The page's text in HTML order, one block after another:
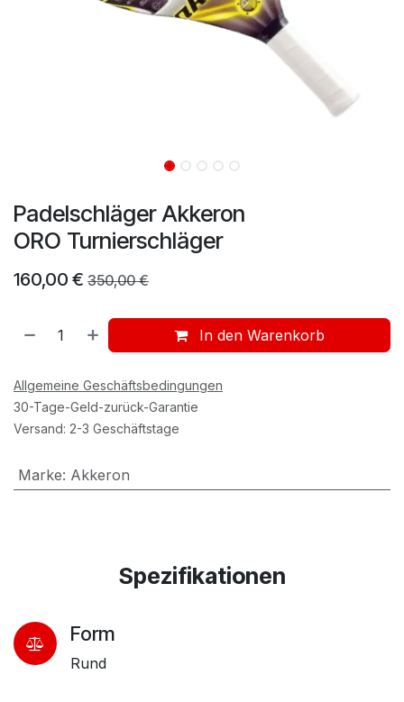
Padelschläger Akkeron
ORO Turnierschläger
160,00 € 350,00€
In den Warenkorb
Allgemeine Geschäftsbedingungen
30-Tage-Geld-zurück-Garantie
Versand: 2-3 Geschäftstage
Marke: Akkeron
Spezifikationen
Form
Rund